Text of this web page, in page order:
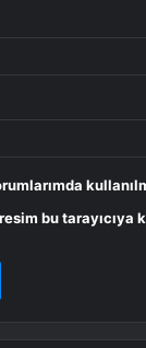
bu tarayıcıya